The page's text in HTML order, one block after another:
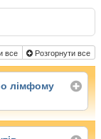
все Розгорнути все
лімфому